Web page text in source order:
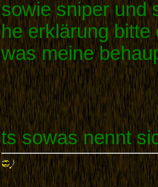
sowie sniper und
he erklärung bitte
was meine
ts sowas nennt